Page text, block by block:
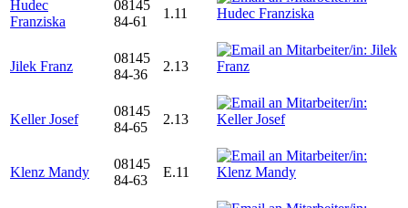
Hudec
Franziska
08145
84-61
1.11
Jilek Franz
08145
84-36
2.13
Keller Josef
08145
84-65
2.13
Klenz Mandy
08145
84-63
E.11